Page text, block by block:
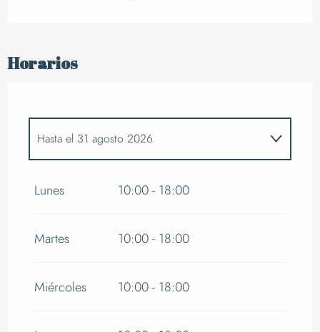
Horarios
Hasta el 31 agosto 2026
Lunes 10:00 - 18:00
Martes 10:00 - 18:00
Miércoles 10:00 - 18:00